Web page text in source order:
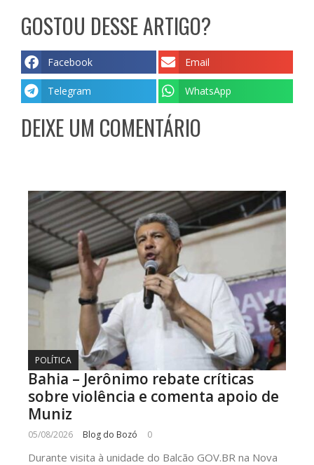
GOSTOU DESSE ARTIGO?
Facebook Email
Telegram WhatsApp
DEIXE UM COMENTÁRIO
POLÍTICA
Bahia – Jerônimo rebate críticas
sobre violência e comenta apoio de
Muniz
05/08/2026 Blog do Bozó 0
Durante visita à unidade do Balcão GOV.BR na Nova